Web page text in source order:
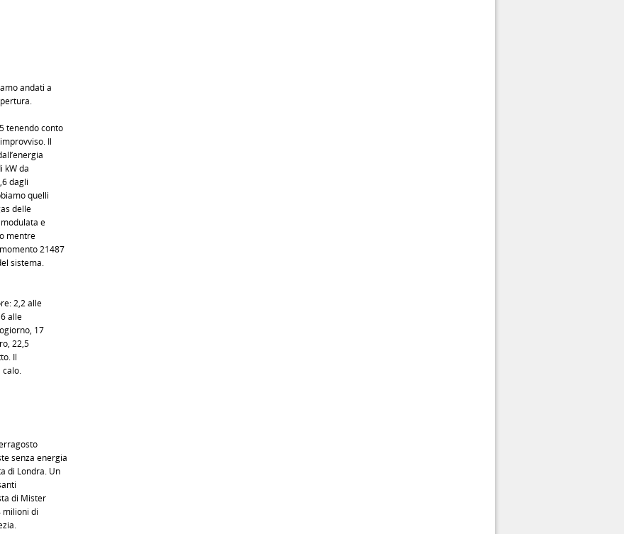
andati a
tenendo conto
Il
kW da
dagli
quelli
delle
e
mentre
21487
sistema.
2,2 alle
alle
17
22,5
Il
calo.
senza energia
di Londra. Un
di Mister
milioni di